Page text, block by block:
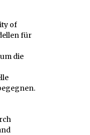
of
für
die